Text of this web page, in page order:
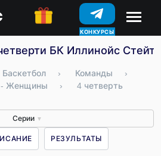
КОНКУРСЫ
БК Иллинойс
Баскетбол › Команды
›
- Женщины
› 4 четверть
Серии ▼
РЕЗУЛЬТАТЫ